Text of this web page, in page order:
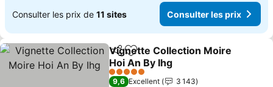
Consulter les prix de 11 sites Consulter les prix
PartagerAjouter à mes favoris
Vignette Collection Moire
Hoi An By Ihg
5 Étoiles
9,6 Excellent
3 143